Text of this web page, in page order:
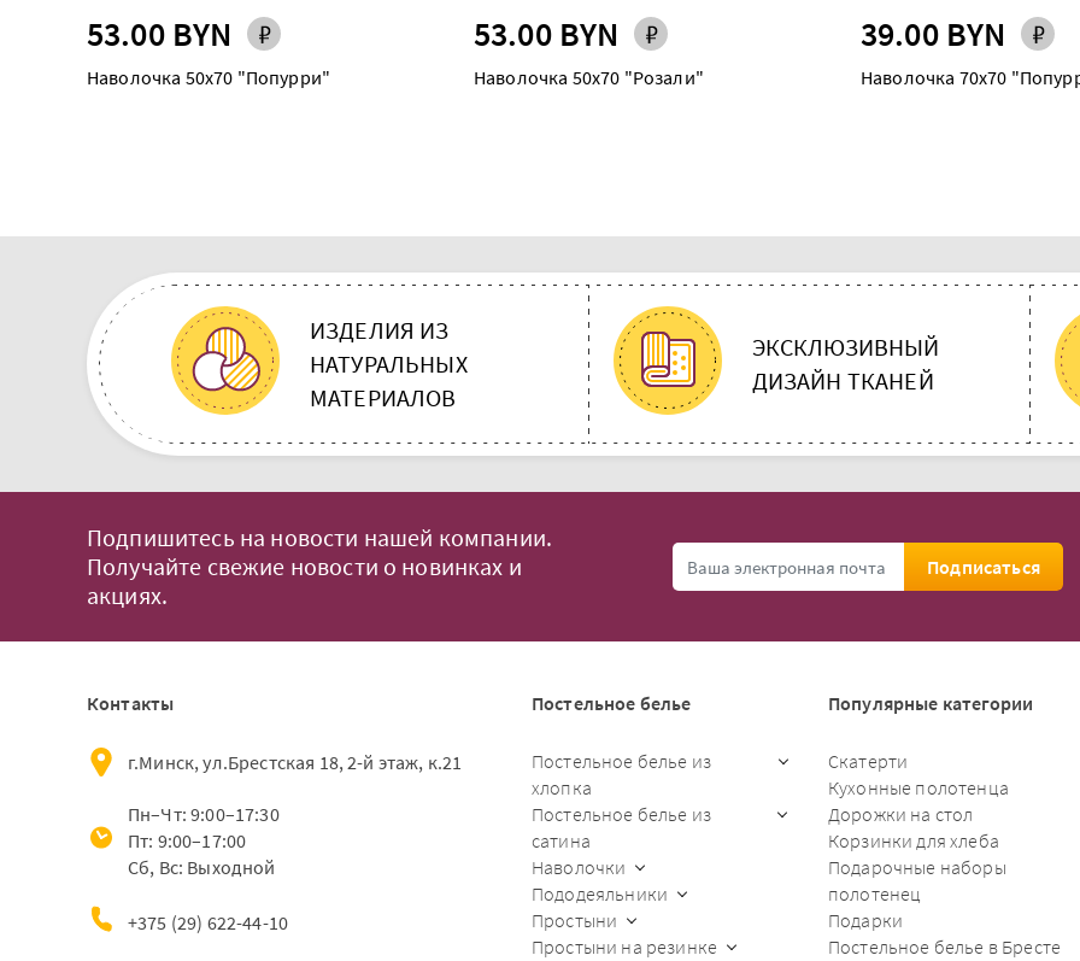
53.00 BYN
Наволочка 50х70 "Попурри"
53.00 BYN
Наволочка 50х70 "Розали"
39.00 BYN
Наволочка 70х70
ИЗДЕЛИЯ ИЗ
НАТУРАЛЬНЫХ
МАТЕРИАЛОВ
ЭКСКЛЮЗИВНЫЙ
ДИЗАЙН ТКАНЕЙ
Подпишитесь на новости нашей компании.
Получайте свежие новости о новинках и
акциях.
Подписаться
Контакты
г.Минск, ул.Брестская 18, 2-й этаж, к.21
Пн–Чт: 9:00–17:30
Пт: 9:00–17:00
Сб, Вс: Выходной
+375 (29) 622-44-10
Постельное белье
Постельное белье из
хлопка
Постельное белье из
сатина
Наволочки
Пододеяльники
Простыни
Простыни на резинке
Популярные категории
Скатерти
Кухонные полотенца
Дорожки на стол
Корзинки для хлеба
Подарочные наборы
полотенец
Подарки
Постельное белье в Бресте